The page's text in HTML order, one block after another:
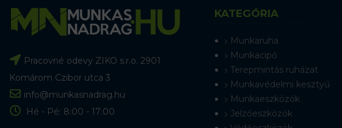
Pracovné odevy ZIKO s.r.o. 2901
Komárom Czibor utca 3
info@munkasnadrag.hu
Hé - Pé: 8:00 - 17:00
KATEGÓRIA
Munkaruha
Munkacipő
Terepmintás ruházat
Munkavédelmi kesztyű
Munkaeszközök
Jelzőeszközök